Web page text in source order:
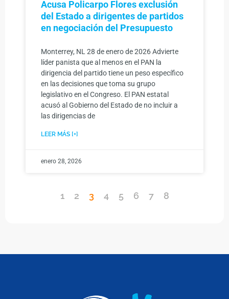
Acusa Policarpo Flores exclusión
del Estado a dirigentes de partidos
en negociación del Presupuesto
Monterrey, NL 28 de enero de 2026 Advierte
líder panista que al menos en el PAN la
dirigencia del partido tiene un peso específico
en las decisiones que toma su grupo
legislativo en el Congreso. El PAN estatal
acusó al Gobierno del Estado de no incluir a
las dirigencias de
LEER MÁS [+]
enero 28, 2026
1 2 3 4 5 6 7 8